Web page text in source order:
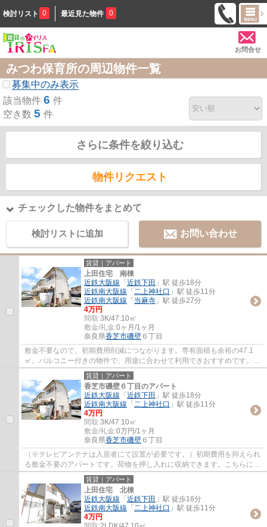
検討リスト 0 最近見た物件 0
お問合せ
みつわ保育所の周辺物件一覧
募集中のみ表示
該当物件 6 件
空き数 5 件
さらに条件を絞り込む
物件リクエスト
チェックした物件をまとめて
検討リストに追加 お問い合わせ
賃貸｜アパート
上田住宅 南棟
近鉄大阪線 「 近鉄下田 」駅 徒歩18分
近鉄南大阪線 「 二上神社口 」駅 徒歩11分
近鉄南大阪線 「 当麻寺 」駅 徒歩27分
4万円
間取:3K/47.10㎡
敷金/礼金:0ヶ月/1ヶ月
奈良県香芝市磯壁 ６丁目
敷金不要なので、初期費用削減につながります。専有面積も余裕の47.1
㎡。バルコニー付きの物件で、用途に合わせて利用できおすすめです。こ
ちらはペット相談可の物件なので、事前にご...
賃貸｜アパート
香芝市磯壁６丁目のアパート
近鉄大阪線 「 近鉄下田 」駅 徒歩18分
近鉄南大阪線 「 二上神社口 」駅 徒歩11分
4万円
間取:3K/47.10㎡
敷金/礼金:0万円/1ヶ月
奈良県香芝市磯壁 ６丁目
（※テレビアンテナは入居者にて設置が必要です。）初期費用を抑えられ
る敷金不要のアパートです。荷物を押し入れに収納できます。こちらには
ペット相談可のアパートがありますのでお気...
賃貸｜アパート
上田住宅 北棟
近鉄大阪線 「 近鉄下田 」駅 徒歩18分
近鉄南大阪線 「 二上神社口 」駅 徒歩11分
4万円